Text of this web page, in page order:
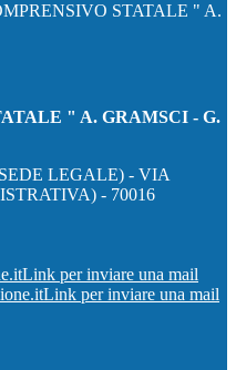
STATALE " A.
" A. GRAMSCI - G.
LEGALE) - VIA
- 70016
Link per inviare una mail
Link per inviare una mail